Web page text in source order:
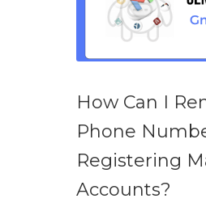
How Can I
Phone
Registering
Accounts?